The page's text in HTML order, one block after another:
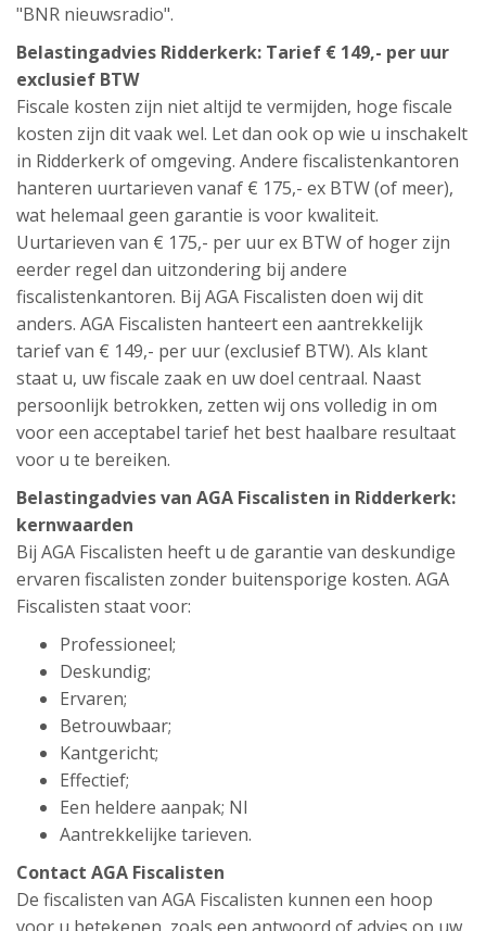
"BNR nieuwsradio".
Belastingadvies Ridderkerk: Tarief € 149,- per uur
exclusief BTW
Fiscale kosten zijn niet altijd te vermijden, hoge fiscale
kosten zijn dit vaak wel. Let dan ook op wie u inschakelt
in Ridderkerk of omgeving. Andere fiscalistenkantoren
hanteren uurtarieven vanaf € 175,- ex BTW (of meer),
wat helemaal geen garantie is voor kwaliteit.
Uurtarieven van € 175,- per uur ex BTW of hoger zijn
eerder regel dan uitzondering bij andere
fiscalistenkantoren. Bij AGA Fiscalisten doen wij dit
anders. AGA Fiscalisten hanteert een aantrekkelijk
tarief van € 149,- per uur (exclusief BTW). Als klant
staat u, uw fiscale zaak en uw doel centraal. Naast
persoonlijk betrokken, zetten wij ons volledig in om
voor een acceptabel tarief het best haalbare resultaat
voor u te bereiken.
Belastingadvies van AGA Fiscalisten in Ridderkerk:
kernwaarden
Bij AGA Fiscalisten heeft u de garantie van deskundige
ervaren fiscalisten zonder buitensporige kosten. AGA
Fiscalisten staat voor:
Professioneel;
Deskundig;
Ervaren;
Betrouwbaar;
Kantgericht;
Effectief;
Een heldere aanpak; Nl
Aantrekkelijke tarieven.
Contact AGA Fiscalisten
De fiscalisten van AGA Fiscalisten kunnen een hoop